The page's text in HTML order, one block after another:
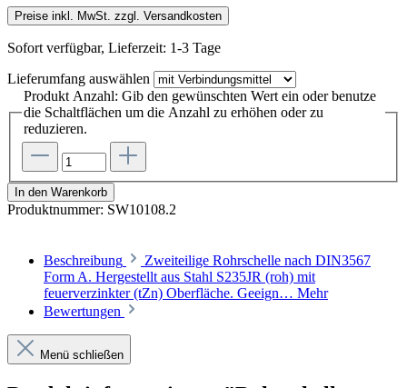
Preise inkl. MwSt. zzgl. Versandkosten
Sofort verfügbar, Lieferzeit: 1-3 Tage
Lieferumfang auswählen
Produkt Anzahl: Gib den gewünschten Wert ein oder benutze
die Schaltflächen um die Anzahl zu erhöhen oder zu
reduzieren.
In den Warenkorb
Produktnummer: SW10108.2
Beschreibung
Zweiteilige Rohrschelle nach DIN3567
Form A. Hergestellt aus Stahl S235JR (roh) mit
feuerverzinkter (tZn) Oberfläche. Geeign… Mehr
Bewertungen
Menü schließen